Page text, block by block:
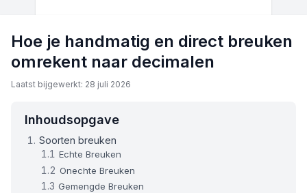
Hoe je handmatig en direct breuken
omrekent naar decimalen
Laatst bijgewerkt: 28 juli 2026
Inhoudsopgave
Soorten breuken
Echte Breuken
Onechte Breuken
Gemengde Breuken